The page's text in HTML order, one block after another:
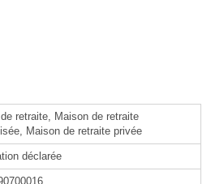
retraite, Maison de retraite
Maison de retraite privée
déclarée